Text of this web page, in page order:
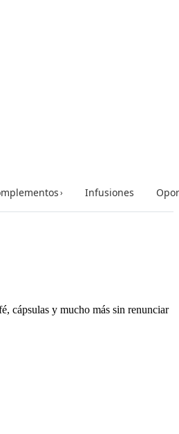
› Infusiones
cápsulas y mucho más sin renunciar